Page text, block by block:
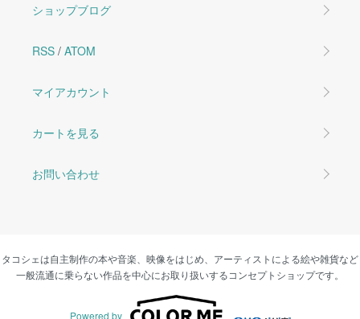
ショップブログ
RSS / ATOM
マイアカウント
カートを見る
お問い合わせ
タコシェは自主制作の本や音楽、映像をはじめ、アーティストによる絵や雑貨など
一般流通に乗らない作品を中心にお取り扱いするコンセプトショップです。
Powered by